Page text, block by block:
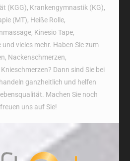
(KGG), Krankengymnastik (KG),
(MT), Heiße Rolle,
Kinesio Tape,
vieles mehr. Haben Sie zum
Nackenschmerzen,
Dann sind Sie bei
ganzheitlich und helfen
Machen Sie noch
uns auf Sie!